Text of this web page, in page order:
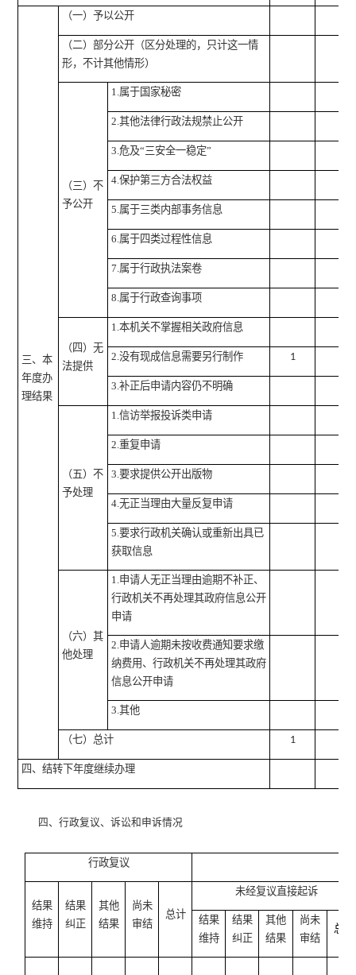
三、本
年度办
理结果
（一）予以公开
（二）部分公开 （区分处理的，只计这一情
形，不计其他情形）
（三）不
予公开
1.属于国家秘密
2.其他法律行政法规禁止公开
3.危及“三安全一稳定”
4.保护第三方合法权益
5.属于三类内部事务信息
6.属于四类过程性信息
7.属于行政执法案卷
8.属于行政查询事项
（四）无
法提供
1.本机关不掌握相关政府信息
2.没有现成信息需要另行制作 1
3.补正后申请内容仍不明确
（五）不
予处理
1.信访举报投诉类申请
2.重复申请
3.要求提供公开出版物
4.无正当理由大量反复申请
5.要求行政机关确认或重新出具已
获取信息
（六）其
他处理
1.申请人无正当理由逾期不补正、
行政机关不再处理其政府信息公开
申请
2.申请人逾期未按收费通知要求缴
纳费用、行政机关不再处理其政府
信息公开申请
3.其他
（七）总计 1
四、结转下年度继续办理
四、行政复议、诉讼和申诉情况
行政复议
结果
维持
结果
纠正
其他
结果
尚未
审结
总计
未经复议直接起诉
结果
维持
结果
纠正
其他
结果
尚未
审结
总计